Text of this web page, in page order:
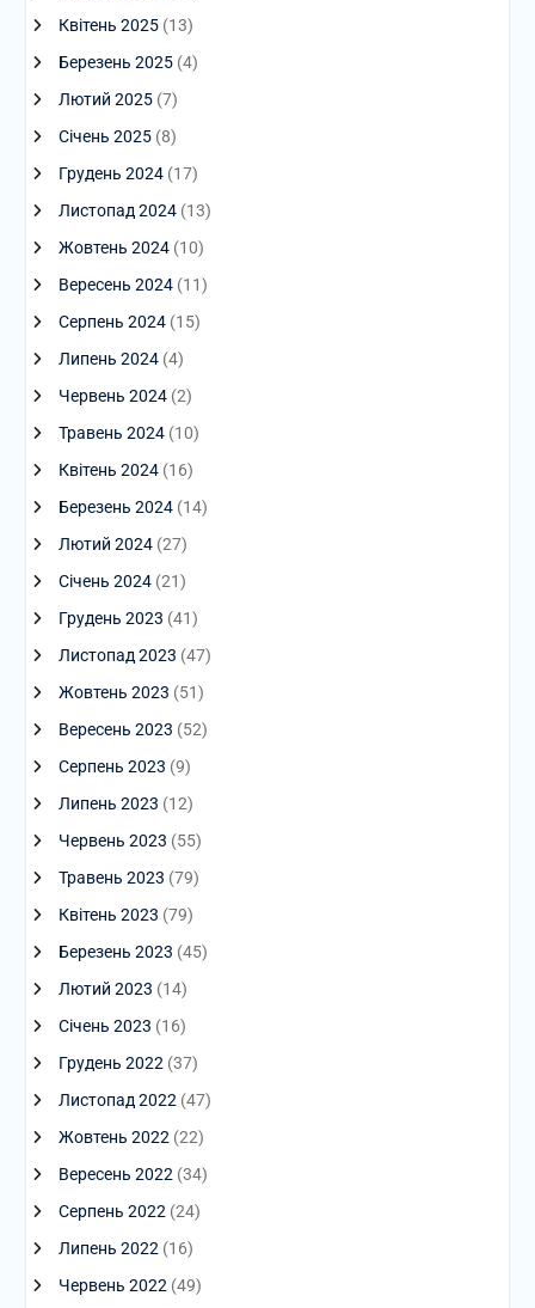
Квітень 2025(13)
Березень 2025(4)
Лютий 2025(7)
Січень 2025(8)
Грудень 2024(17)
Листопад 2024(13)
Жовтень 2024(10)
Вересень 2024(11)
Серпень 2024(15)
Липень 2024(4)
Червень 2024(2)
Травень 2024(10)
Квітень 2024(16)
Березень 2024(14)
Лютий 2024(27)
Січень 2024(21)
Грудень 2023 (41)
Листопад 2023 (47)
Жовтень 2023 (51)
Вересень 2023 (52)
Серпень 2023 (9)
Липень 2023 (12)
Червень 2023 (55)
Травень 2023 (79)
Квітень 2023 (79)
Березень 2023 (45)
Лютий 2023 (14)
Січень 2023 (16)
Грудень 2022 (37)
Листопад 2022 (47)
Жовтень 2022 (22)
Вересень 2022 (34)
Серпень 2022 (24)
Липень 2022 (16)
Червень 2022 (49)